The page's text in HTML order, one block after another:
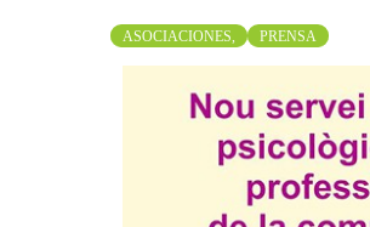
ASOCIACIONES, PRENSA